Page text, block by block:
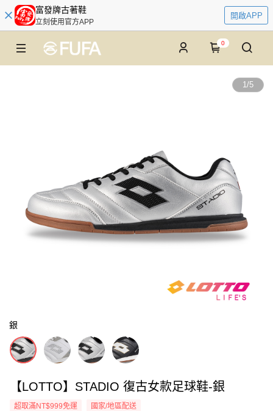
富發牌古著鞋
立刻使用官方APP
開啟APP
0
1/5
銀
【LOTTO】STADIO 復古女款足球鞋-銀
超取滿NT$999免運 國家/地區配送